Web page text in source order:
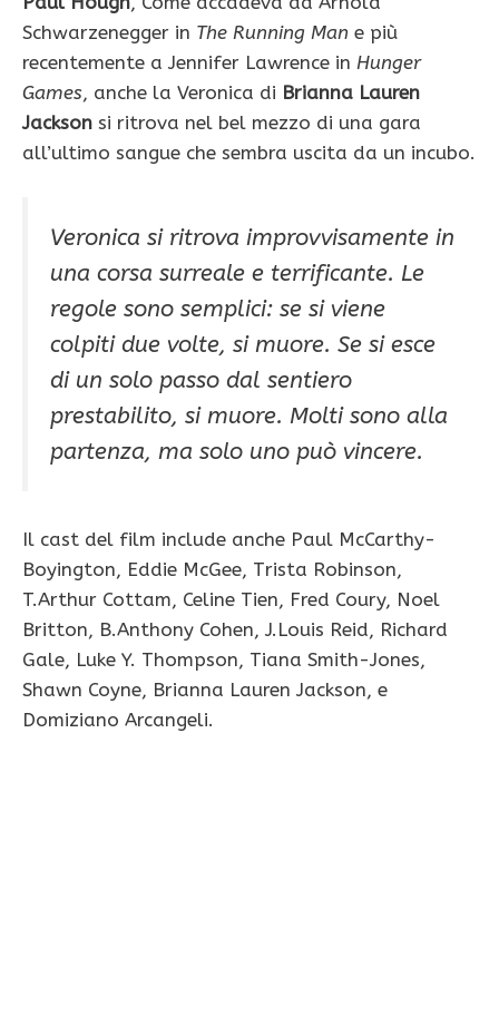
Schwarzenegger in The Running Man e più
recentemente a Jennifer Lawrence in Hunger
Games, anche la Veronica di Brianna Lauren
Jackson si ritrova nel bel mezzo di una gara
all’ultimo sangue che sembra uscita da un incubo.
Veronica si ritrova improvvisamente in
una corsa surreale e terrificante. Le
regole sono semplici: se si viene
colpiti due volte, si muore. Se si esce
di un solo passo dal sentiero
prestabilito, si muore. Molti sono alla
partenza, ma solo uno può vincere.
Il cast del film include anche Paul McCarthy-
Boyington, Eddie McGee, Trista Robinson,
T.Arthur Cottam, Celine Tien, Fred Coury, Noel
Britton, B.Anthony Cohen, J.Louis Reid, Richard
Gale, Luke Y. Thompson, Tiana Smith-Jones,
Shawn Coyne, Brianna Lauren Jackson, e
Domiziano Arcangeli.